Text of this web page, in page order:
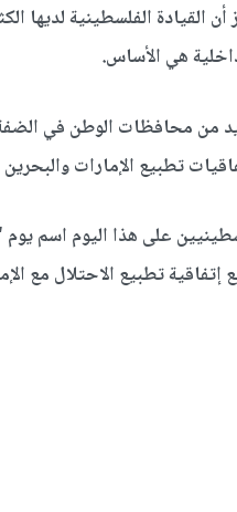
أن القيادة الفلسطينية
هي الأساس.
من محافظات الوطن في
تطبيع الإمارات
على هذا اليوم اسم
إتفاقية تطبيع الاحتلال مع